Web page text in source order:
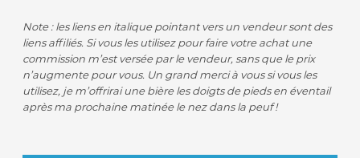
Note : les liens en italique pointant vers un vendeur sont des
liens affiliés. Si vous les utilisez pour faire votre achat une
commission m’est versée par le vendeur, sans que le prix
n’augmente pour vous. Un grand merci à vous si vous les
utilisez, je m’offrirai une bière les doigts de pieds en éventail
après ma prochaine matinée le nez dans la peuf !